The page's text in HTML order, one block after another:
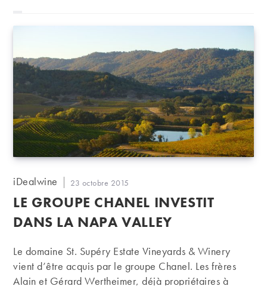
Auteur/autrice
la
publication :
iDealwine
Publication
publiée :
23 octobre 2015
LE GROUPE CHANEL INVESTIT
DANS LA NAPA VALLEY
Le domaine St. Supéry Estate Vineyards & Winery
vient d’être acquis par le groupe Chanel. Les frères
Alain et Gérard Wertheimer, déjà propriétaires à